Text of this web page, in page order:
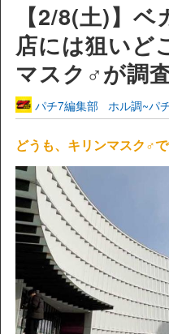
【2/8(土)】
店には狙いど
マスク♂が調
パチ7編集部 ホル調~パ
どうも、キリンマスク♂で